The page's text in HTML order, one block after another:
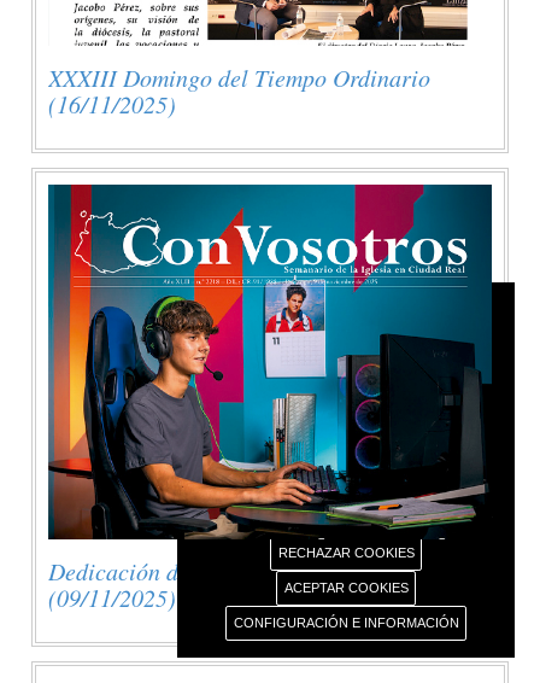
XXXIII Domingo del Tiempo Ordinario
(16/11/2025)
Dedicación de la Basílica de Letrán
(09/11/2025)
AVISO USO DE COOKIES
Este portal web únicamente utiliza cookies propias
con finalidad técnica, no recaba ni cede datos de
carácter personal de los usuarios sin su
conocimiento.
Sin embargo, contiene enlaces a sitios web de
terceros con políticas de privacidad ajenas este
portal web que usted podrá decidir si acepta o no
cuando acceda a ellos.
Más información sobre el uso de nuestras cookies.
RECHAZAR COOKIES
ACEPTAR COOKIES
CONFIGURACIÓN E INFORMACIÓN